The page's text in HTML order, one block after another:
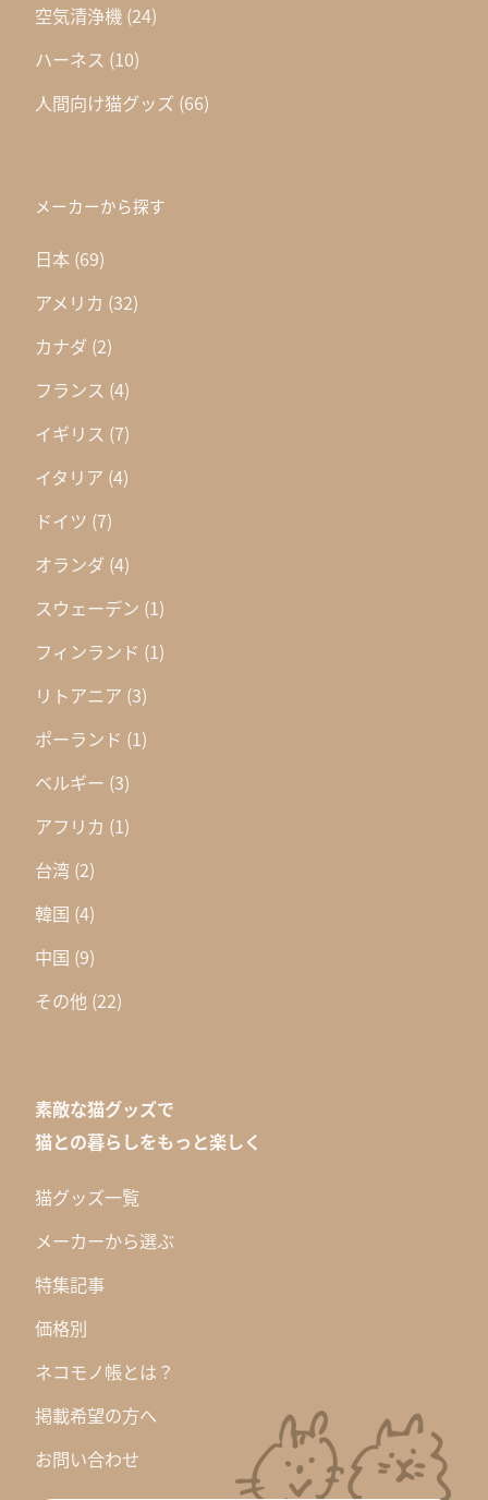
空気清浄機 (24)
ハーネス (10)
人間向け猫グッズ (66)
メーカーから探す
日本 (69)
アメリカ (32)
カナダ (2)
フランス (4)
イギリス (7)
イタリア (4)
ドイツ (7)
オランダ (4)
スウェーデン (1)
フィンランド (1)
リトアニア (3)
ポーランド (1)
ベルギー (3)
アフリカ (1)
台湾 (2)
韓国 (4)
中国 (9)
その他 (22)
素敵な猫グッズで
猫との暮らしをもっと楽しく
猫グッズ一覧
メーカーから選ぶ
特集記事
価格別
ネコモノ帳とは？
掲載希望の方へ
お問い合わせ